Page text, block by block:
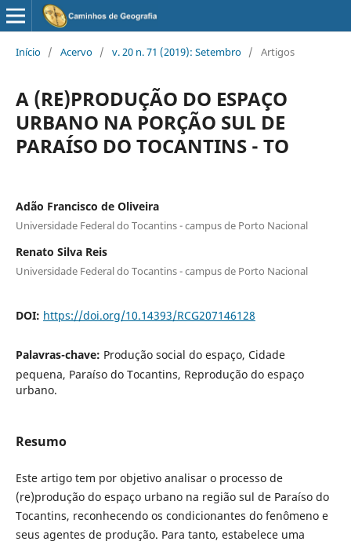
Início / Acervo / v. 20 n. 71 (2019): Setembro / Artigos
A (RE)PRODUÇÃO DO ESPAÇO
URBANO NA PORÇÃO SUL DE
PARAÍSO DO TOCANTINS - TO
Adão Francisco de Oliveira
Universidade Federal do Tocantins - campus de Porto Nacional
Renato Silva Reis
Universidade Federal do Tocantins - campus de Porto Nacional
DOI: https://doi.org/10.14393/RCG207146128
Palavras-chave: Produção social do espaço, Cidade
pequena, Paraíso do Tocantins, Reprodução do espaço
urbano.
Resumo
Este artigo tem por objetivo analisar o processo de
(re)produção do espaço urbano na região sul de Paraíso do
Tocantins, reconhecendo os condicionantes do fenômeno e
seus agentes de produção. Para tanto, estabelece uma